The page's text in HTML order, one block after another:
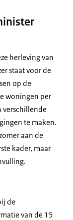
herleving van
staat voor de
op de
woningen per
verschillende
te maken.
aan de
kader, maar
de
van de 15